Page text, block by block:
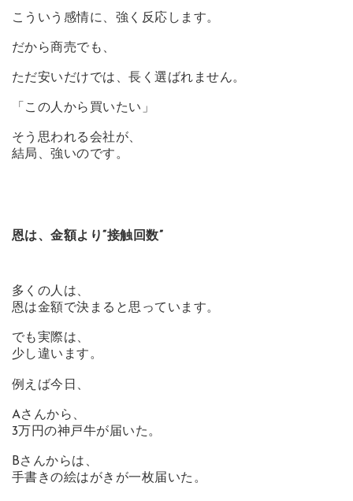
こういう感情に、強く反応します。
だから商売でも、
ただ安いだけでは、長く選ばれません。
「この人から買いたい」
そう思われる会社が、
結局、強いのです。
恩は、金額より“接触回数”
多くの人は、
恩は金額で決まると思っています。
でも実際は、
少し違います。
例えば今日、
Aさんから、
3万円の神戸牛が届いた。
Bさんからは、
手書きの絵はがきが一枚届いた。